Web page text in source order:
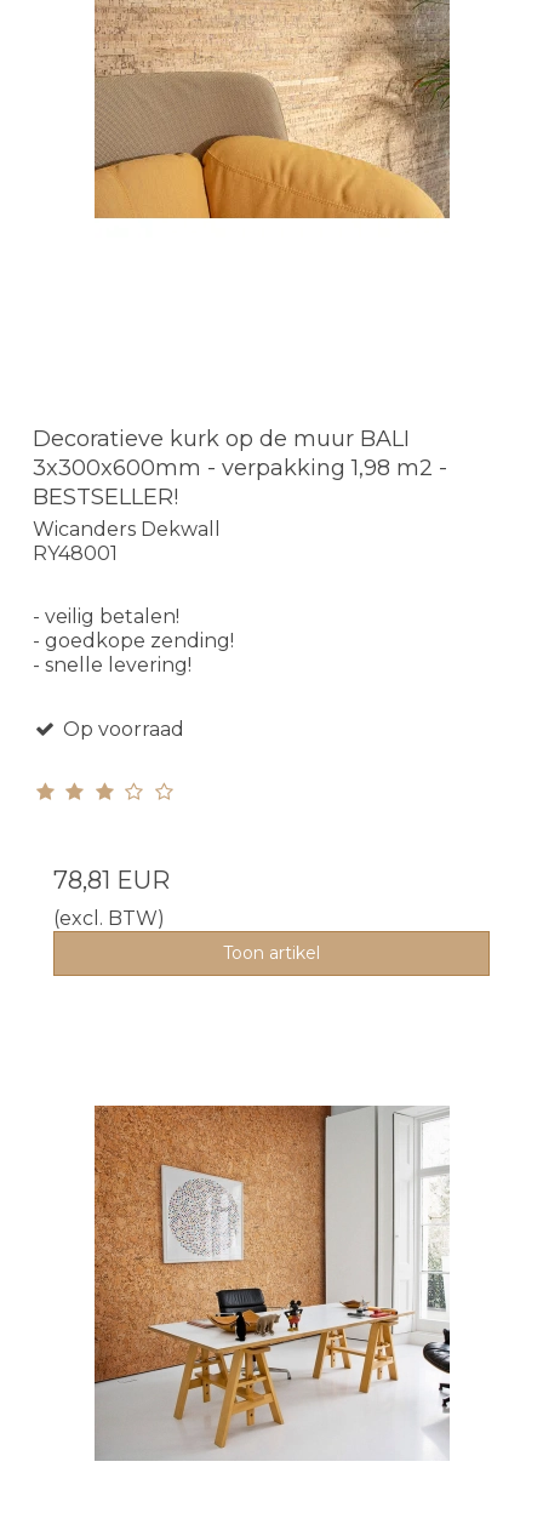
Decoratieve kurk op de muur BALI
3x300x600mm - verpakking 1,98 m2 -
BESTSELLER!
Wicanders Dekwall
RY48001
- veilig betalen!
- goedkope zending!
- snelle levering!
Op voorraad
78,81 EUR
(excl. BTW)
Toon artikel